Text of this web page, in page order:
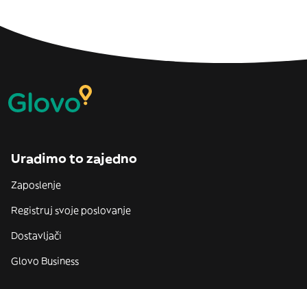
Uradimo to zajedno
Zaposlenje
Registruj svoje poslovanje
Dostavljači
Glovo Business